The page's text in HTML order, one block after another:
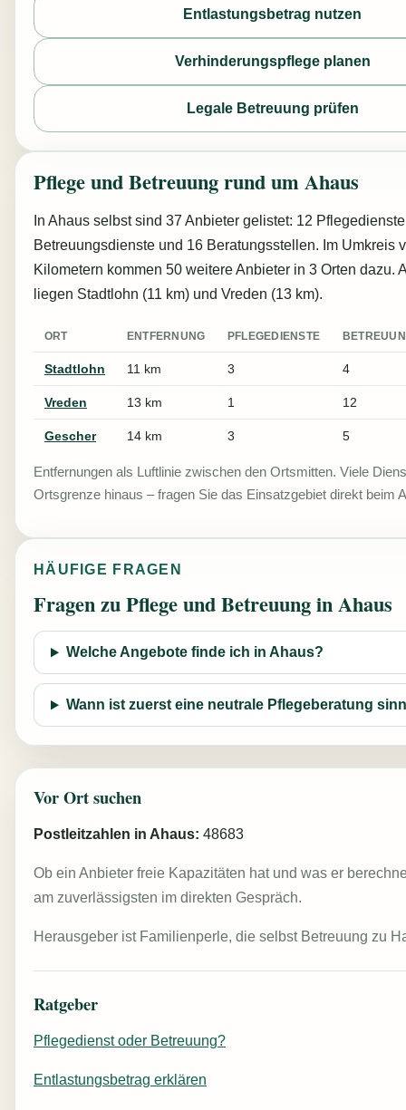
Entlastungsbetrag nutzen
Verhinderungspflege planen
Legale Betreuung prüfen
Pflege und Betreuung rund um Ahaus
In Ahaus selbst sind 37 Anbieter gelistet: 12
Betreuungsdienste und 16 Beratungsstellen. Im Umkreis
Kilometern kommen 50 weitere Anbieter in 3 Orten dazu.
liegen Stadtlohn (11 km) und Vreden (13 km).
ORT ENTFERNUNG PFLEGEDIENSTE
Stadtlohn 11 km 3 4
Vreden 13 km 1 12
Gescher 14 km 3 5
Entfernungen als Luftlinie zwischen den Ortsmitten. Viele
Ortsgrenze hinaus – fragen Sie das Einsatzgebiet direkt beim
HÄUFIGE FRAGEN
Fragen zu Pflege und Betreuung in Ahaus
Welche Angebote finde ich in Ahaus?
Wann ist zuerst eine neutrale Pflegeberatung
Vor Ort suchen
Postleitzahlen in Ahaus: 48683
Ob ein Anbieter freie Kapazitäten hat und was er
am zuverlässigsten im direkten Gespräch.
Herausgeber ist Familienperle, die selbst Betreuung zu
Ratgeber
Pflegedienst oder Betreuung?
Entlastungsbetrag erklären